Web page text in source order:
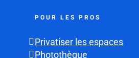
POUR LES PROS
Privatiser les espaces
Photothèque